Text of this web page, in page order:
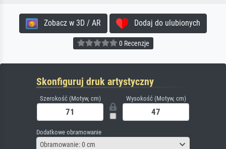
Zobacz w 3D / AR Dodaj do ulubionych
0 Recenzje
Skonfiguruj druk artystyczny
Szerokość (Motyw, cm) Wysokość (Motyw, cm)
Dodatkowe obramowanie
Obramowanie: 0 cm